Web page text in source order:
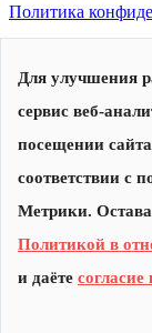
Политика
Сделано в
Для улучшения
сервис веб-
посещении
соответствии с
Метрики.
Политикой в
и даёте